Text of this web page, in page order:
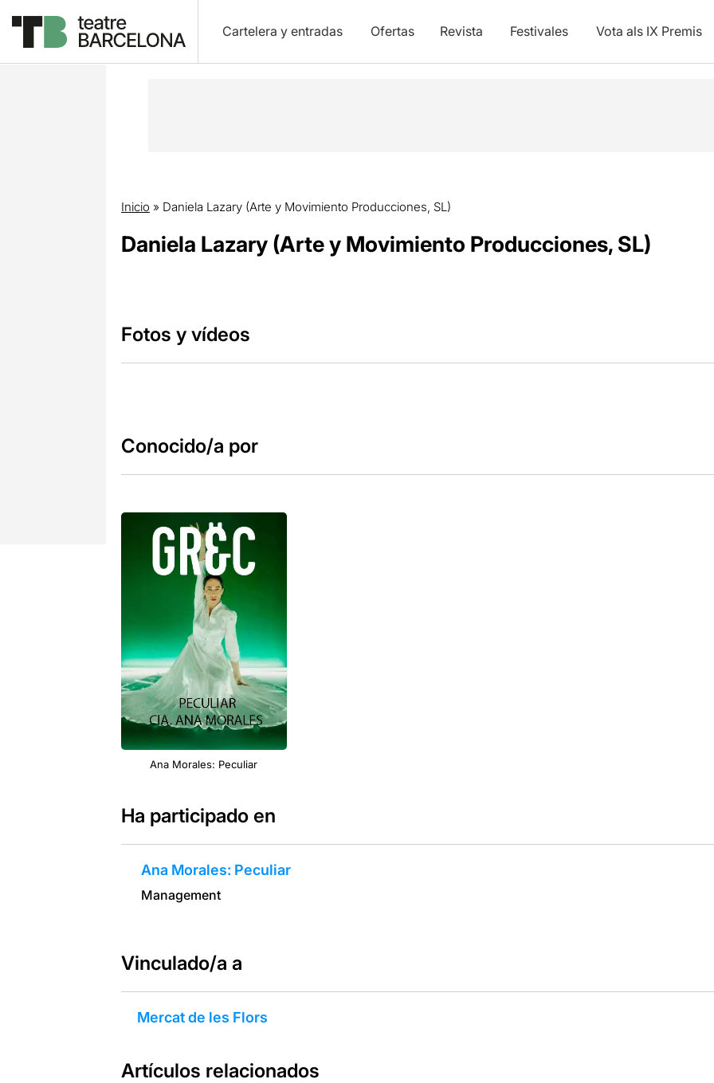
Cartelera y entradas Ofertas Revista Festivales Vota als IX Premis
Inicio » Daniela Lazary (Arte y Movimiento Producciones, SL)
Daniela Lazary (Arte y Movimiento Producciones, SL)
Fotos y vídeos
Conocido/a por
Ana Morales: Peculiar
Ha participado en
Ana Morales: Peculiar
Management
Vinculado/a a
Mercat de les Flors
Artículos relacionados